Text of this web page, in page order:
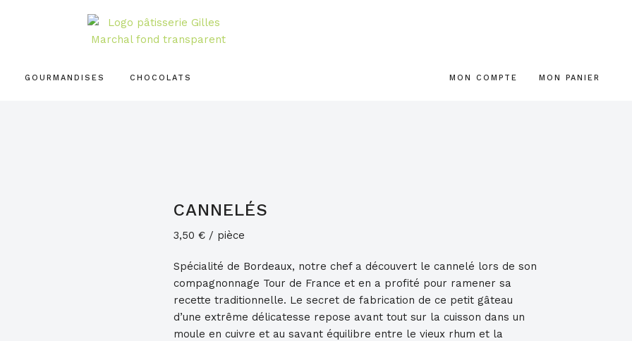
MARCHAL
GOURMANDISES CHOCOLATS MON PANIER
MON COMPTE
CANNELÉS
3,50 €/ pièce
Spécialité de Bordeaux, notre chef a découvert le cannelé lors de son
compagnonnage Tour de France et en a profité pour ramener sa
recette traditionnelle. Le secret de fabrication de ce petit gâteau
d’une extrême délicatesse repose avant tout sur la cuisson dans un
moule en cuivre et au savant équilibre entre le vieux rhum et la